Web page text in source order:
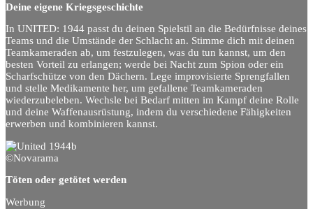
Deine eigene Kriegsgeschichte
In UNITED: 1944 passt du deinen Spielstil an die Bedürfnisse deines
Teams und die Umstände der Schlacht an. Stimme dich mit deinen
Teamkameraden ab, um festzulegen, was du tun kannst, um den
besten Vorteil zu erlangen; werde bei Nacht zum Spion oder ein
Scharfschütze von den Dächern. Lege improvisierte Sprengfallen
und stelle Medikamente her, um gefallene Teamkameraden
wiederzubeleben. Wechsle bei Bedarf mitten im Kampf deine Rolle
und deine Waffenausrüstung, indem du verschiedene Fähigkeiten
erwerben und kombinieren kannst.
©Novarama
Töten oder getötet werden
Werbung